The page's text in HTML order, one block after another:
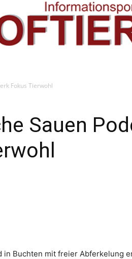
Fokus Tierwohl
Sauen
in Buchten mit freier Abferkelung